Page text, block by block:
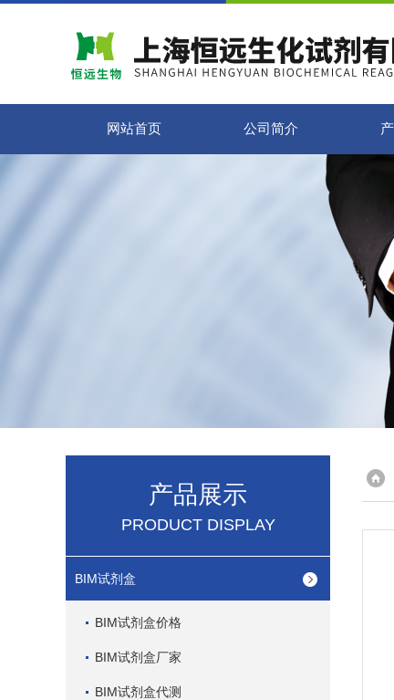
网站首页 公司简介
产品展示
PRODUCT DISPLAY
BIM试剂盒
BIM试剂盒价格
BIM试剂盒厂家
BIM试剂盒代测